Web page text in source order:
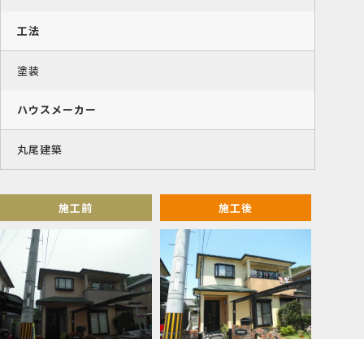
工法
塗装
ハウスメーカー
丸尾建築
施工前 施工後